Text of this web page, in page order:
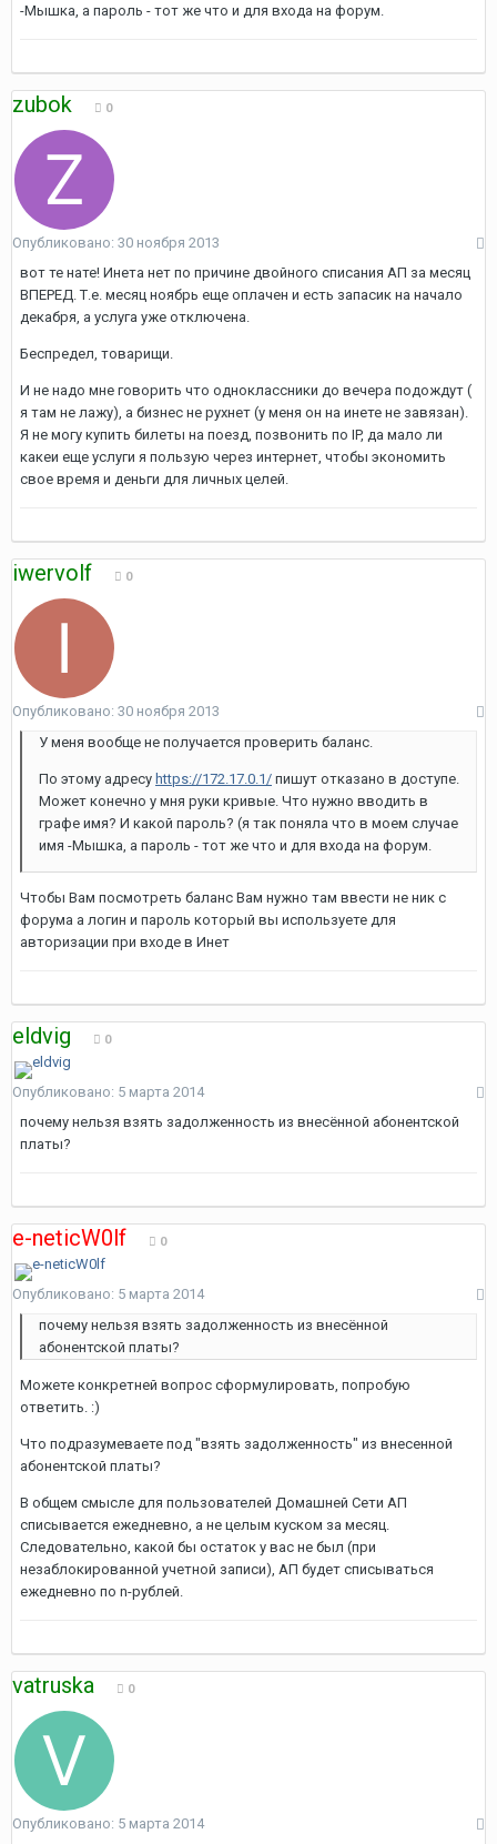
-Мышка, а пароль - тот же что и для входа на форум.
zubok 0
Опубликовано: 30 ноября 2013
вот те нате! Инета нет по причине двойного списания АП за месяц
ВПЕРЕД. Т.е. месяц ноябрь еще оплачен и есть запасик на начало
декабря, а услуга уже отключена.
Беспредел, товарищи.
И не надо мне говорить что одноклассники до вечера подождут (
я там не лажу), а бизнес не рухнет (у меня он на инете не завязан).
Я не могу купить билеты на поезд, позвонить по IP, да мало ли
какеи еще услуги я пользую через интернет, чтобы экономить
свое время и деньги для личных целей.
iwervolf 0
Опубликовано: 30 ноября 2013
У меня вообще не получается проверить баланс.
По этому адресу https://172.17.0.1/ пишут отказано в доступе.
Может конечно у мня руки кривые. Что нужно вводить в
графе имя? И какой пароль? (я так поняла что в моем случае
имя -Мышка, а пароль - тот же что и для входа на форум.
Чтобы Вам посмотреть баланс Вам нужно там ввести не ник с
форума а логин и пароль который вы используете для
авторизации при входе в Инет
eldvig 0
Опубликовано: 5 марта 2014
почему нельзя взять задолженность из внесённой абонентской
платы?
e-neticW0lf 0
Опубликовано: 5 марта 2014
почему нельзя взять задолженность из внесённой
абонентской платы?
Можете конкретней вопрос сформулировать, попробую
ответить. :)
Что подразумеваете под "взять задолженность" из внесенной
абонентской платы?
В общем смысле для пользователей Домашней Сети АП
списывается ежедневно, а не целым куском за месяц.
Следовательно, какой бы остаток у вас не был (при
незаблокированной учетной записи), АП будет списываться
ежедневно по n-рублей.
vatruska 0
Опубликовано: 5 марта 2014